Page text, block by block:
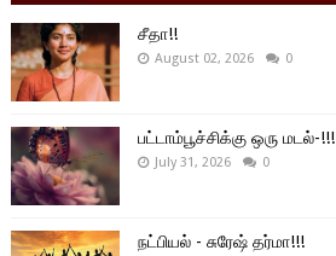
சீதா!!
August 02, 2026 0
பட்டாம்பூச்சிக்கு ஒரு மடல்-!!!
July 31, 2026 0
நட்பியல் - சுரேஷ் தர்மா!!!